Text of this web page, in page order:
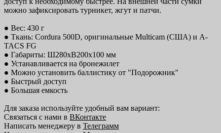
можно зафиксировать турникет, жгут и патчи.
● Вес: 430 г
● Ткань: Cordura 500D, оригинальные Multicam (США) и A-
TACS FG
● Габариты: Ш280хВ200х100 мм
● Устанавливается на бронежилет
● Можно установить баллистику от "Подорожник"
● Быстрый доступ
● Большая емкость
Для заказа используйте удобный вам вариант:
Связаться с нами в ВКонтакте
Написать менеджеру в Телеграмм